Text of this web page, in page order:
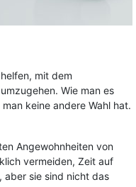
mit dem
Wie man es
keine andere Wahl hat.
Angewohnheiten von
vermeiden, Zeit auf
aber sie sind nicht das